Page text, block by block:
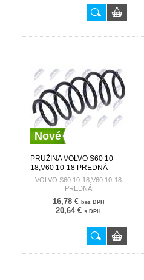
Nové
PRUŽINA VOLVO S60 10-
18,V60 10-18 PREDNÁ
31255515
VOLVO S60 10-18,V60 10-18
PREDNÁ
16,78 € bez DPH
20,64 € s DPH